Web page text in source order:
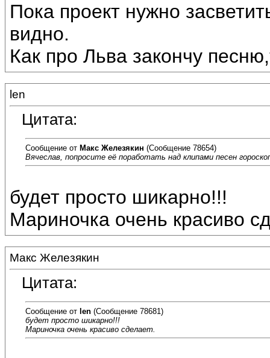
Пока проект нужно
видно.
Как про Льва закончу
len
Цитата:
Сообщение от Макс Железякин (Сообщение 78654)
Вячеслав, попросите её поработать над клипами песен
будет просто шикарно!!!
Мариночка очень красиво
Макс Железякин
Цитата:
Сообщение от len (Сообщение 78681)
будет просто шикарно!!!
Мариночка очень красиво сделает.